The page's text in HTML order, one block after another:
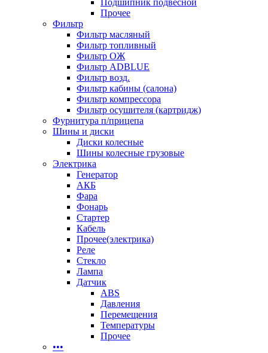
Подшипник подвесной
Прочее
Фильтр
Фильтр масляный
Фильтр топливный
Фильтр ОЖ
Фильтр ADBLUE
Фильтр возд.
Фильтр кабины (салона)
Фильтр компрессора
Фильтр осушителя (картридж)
Фурнитура п/прицепа
Шины и диски
Диски колесные
Шины колесные грузовые
Электрика
Генератор
АКБ
Фара
Фонарь
Стартер
Кабель
Прочее(электрика)
Реле
Стекло
Лампа
Датчик
ABS
Давления
Перемещения
Температуры
Прочее
•••